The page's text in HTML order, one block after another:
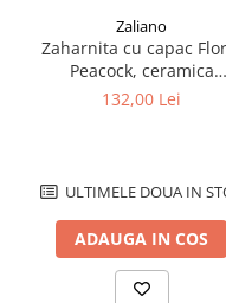
Zaliano
Zaharnita cu capac
Peacock, ceramica
smaltuita, pictat
132,00 Lei
ULTIMELE DOUA IN
ADAUGA IN COS